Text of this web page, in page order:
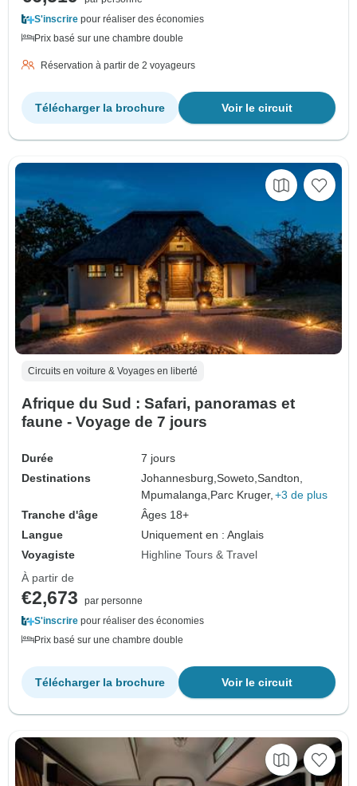
S'inscrire pour réaliser des économies
Prix basé sur une chambre double
Réservation à partir de 2 voyageurs
Voir le circuit
Télécharger la brochure
Circuits en voiture & Voyages en liberté
Afrique du Sud : Safari, panoramas et
faune - Voyage de 7 jours
Durée
7 jours
Destinations
Johannesburg,Soweto,Sandton,
Mpumalanga, Parc Kruger, +3 de plus
Tranche d'âge
Âges 18+
Langue
Uniquement en : Anglais
Voyagiste
Highline Tours & Travel
À partir de
€2,673
par personne
S'inscrire pour réaliser des économies
Prix basé sur une chambre double
Voir le circuit
Télécharger la brochure